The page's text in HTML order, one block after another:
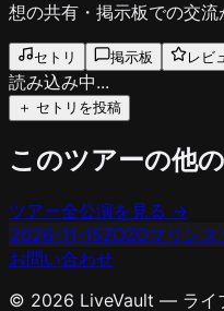
想の共有・掲示板での交流
セトリ 掲示板 レビ
読み込み中...
＋ セトリを投稿
このツアーの他
ツアー全公演を見る →
2026-11-15ZOZOマリンス
お問い合わせ
© 2026 LiveVault — ライ